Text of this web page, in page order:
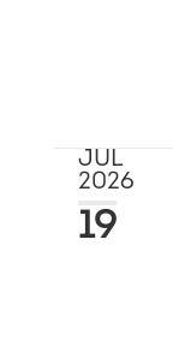
JUL
2026
19